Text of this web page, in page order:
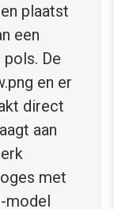
plaatst
een
De
en er
direct
aan
met
model